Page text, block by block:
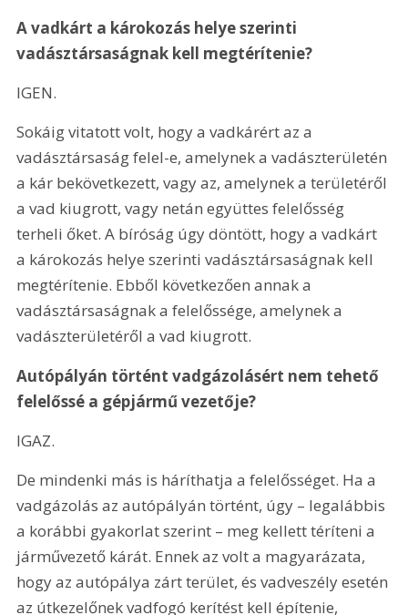
A vadkárt a károkozás helye szerinti
vadásztársaságnak kell megtérítenie?
IGEN.
Sokáig vitatott volt, hogy a vadkárért az a
vadásztársaság felel-e, amelynek a vadászterületén
a kár bekövetkezett, vagy az, amelynek a területéről
a vad kiugrott, vagy netán együttes felelősség
terheli őket. A bíróság úgy döntött, hogy a vadkárt
a károkozás helye szerinti vadásztársaságnak kell
megtérítenie. Ebből következően annak a
vadásztársaságnak a felelőssége, amelynek a
vadászterületéről a vad kiugrott.
Autópályán történt vadgázolásért nem tehető
felelőssé a gépjármű vezetője?
IGAZ.
De mindenki más is háríthatja a felelősséget. Ha a
vadgázolás az autópályán történt, úgy – legalábbis
a korábbi gyakorlat szerint – meg kellett téríteni a
járművezető kárát. Ennek az volt a magyarázata,
hogy az autópálya zárt terület, és vadveszély esetén
az útkezelőnek vadfogó kerítést kell építenie,